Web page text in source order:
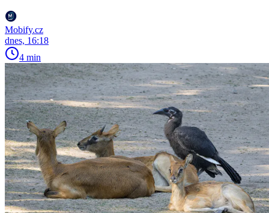
Mobify.cz
dnes, 16:18
4 min